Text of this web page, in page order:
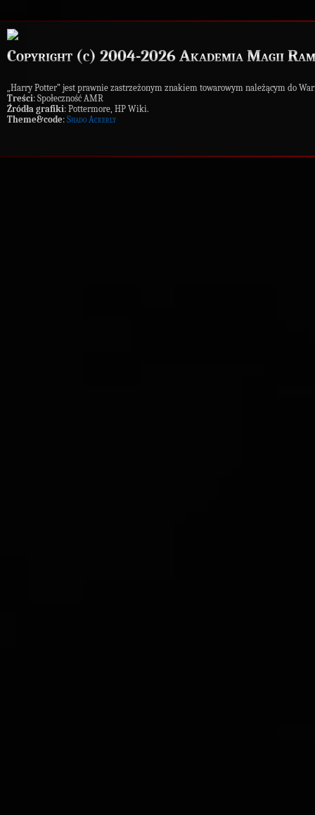
Copyright (c) 2004-2026 Akademia Magii
„Harry Potter” jest prawnie zastrzeżonym znakiem towarowym należącym do
Treści: Społeczność AMR
Źródła grafiki: Pottermore, HP Wiki.
Theme&code: Shado Ackerly